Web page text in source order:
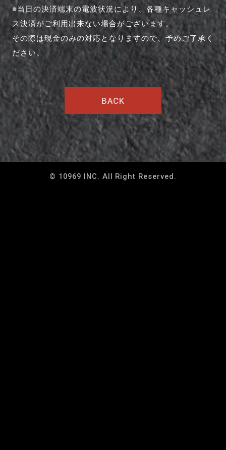
※当日の決済端末の電波状況により、各種キャッシュレ
ス決済がご利用出来ない場合がございます。
その際は現金のみの対応となりますので、予めご了承く
ださい。
BACK
© 10969 INC. All Right Reserved.